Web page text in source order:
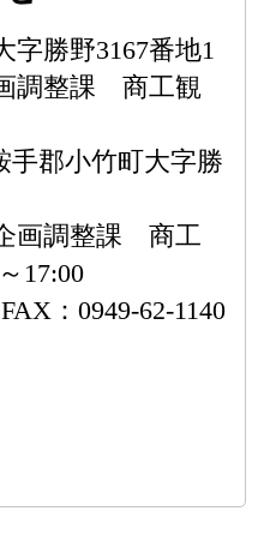
字勝野3167番地1
整課 商工観
郡小竹町大字勝
画調整課 商工
17:00
：0949-62-1140